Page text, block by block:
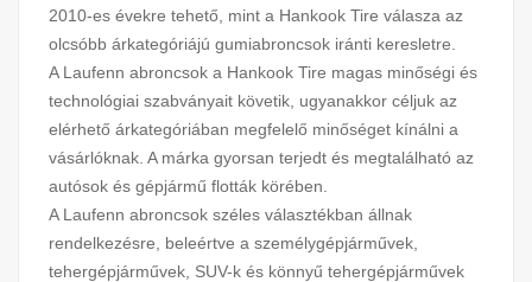
2010-es évekre tehető, mint a Hankook Tire válasza az
olcsóbb árkategóriájú gumiabroncsok iránti keresletre.
A Laufenn abroncsok a Hankook Tire magas minőségi és
technológiai szabványait követik, ugyanakkor céljuk az
elérhető árkategóriában megfelelő minőséget kínálni a
vásárlóknak. A márka gyorsan terjedt és megtalálható az
autósok és gépjármű flották körében.
A Laufenn abroncsok széles választékban állnak
rendelkezésre, beleértve a személygépjárművek,
tehergépjárművek, SUV-k és könnyű tehergépjárművek